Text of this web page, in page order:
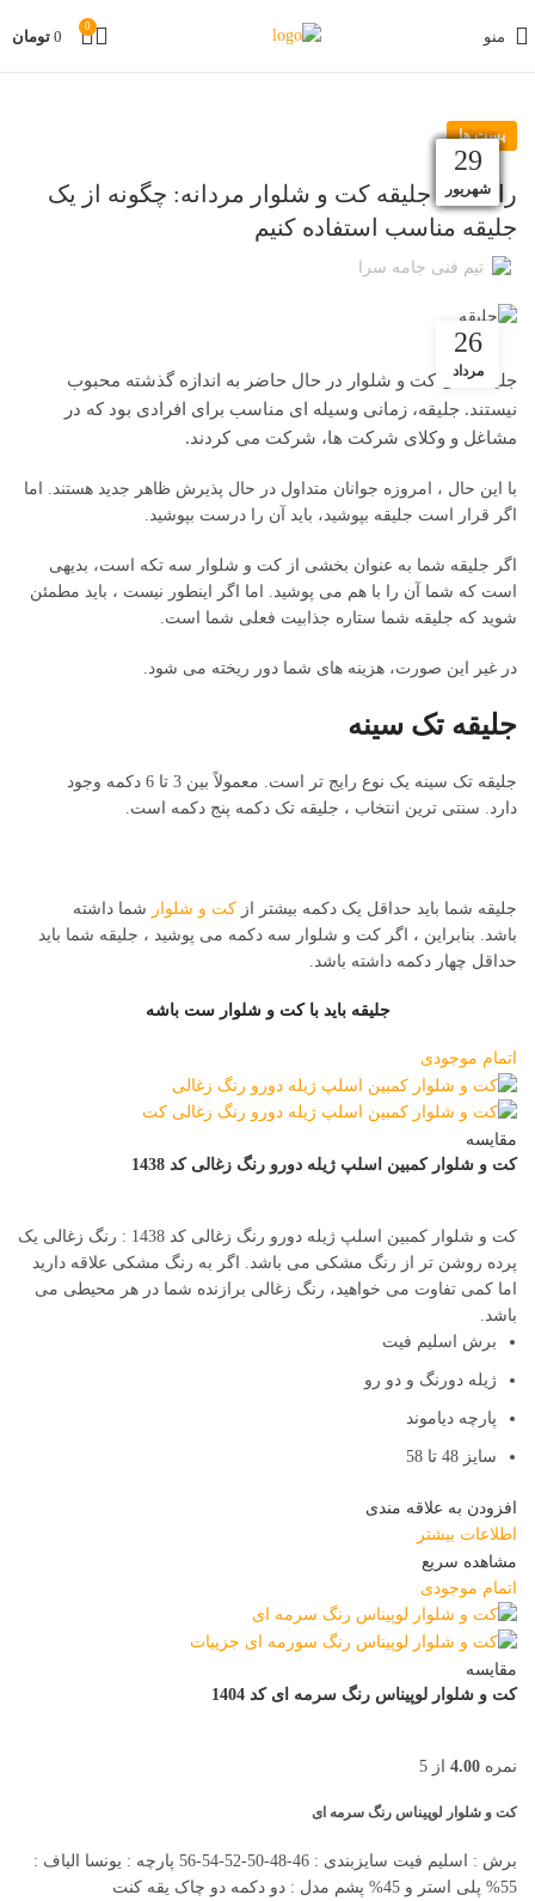
منو
0
0 تومان
پست ها
راهنمای جلیقه کت و شلوار مردانه: چگونه از یک
جلیقه مناسب استفاده کنیم
تیم فنی جامه سرا
26
مرداد
جلیقه های کت و شلوار در حال حاضر به اندازه گذشته محبوب
نیستند. جلیقه، زمانی وسیله ای مناسب برای افرادی بود که در
مشاغل و وکلای شرکت ها، شرکت می کردند.
با این حال ، امروزه جوانان متداول در حال پذیرش ظاهر جدید هستند. اما
اگر قرار است جلیقه بپوشید، باید آن را درست بپوشید.
اگر جلیقه شما به عنوان بخشی از کت و شلوار سه تکه است، بدیهی
است که شما آن را با هم می پوشید. اما اگر اینطور نیست ، باید مطمئن
شوید که جلیقه شما ستاره جذابیت فعلی شما است.
در غیر این صورت، هزینه های شما دور ریخته می شود.
جلیقه تک سینه
جلیقه تک سینه یک نوع رایج تر است. معمولاً بین 3 تا 6 دکمه وجود
دارد. سنتی ترین انتخاب ، جلیقه تک دکمه پنج دکمه است.
جلیقه شما باید حداقل یک دکمه بیشتر از کت و شلوار شما داشته
باشد. بنابراین ، اگر کت و شلوار سه دکمه می پوشید ، جلیقه شما باید
حداقل چهار دکمه داشته باشد.
جلیقه باید با کت و شلوار ست باشه
اتمام موجودی
مقایسه
کت و شلوار کمبین اسلپ ژیله دورو رنگ زغالی کد 1438
کت و شلوار کمبین اسلپ ژیله دورو رنگ زغالی کد 1438 : رنگ زغالی یک
پرده روشن تر از رنگ مشکی می باشد. اگر به رنگ مشکی علاقه دارید
اما کمی تفاوت می خواهید، رنگ زغالی برازنده شما در هر محیطی می
باشد.
برش اسلیم فیت
ژیله دورنگ و دو رو
پارچه دیاموند
سایز 48 تا 58
افزودن به علاقه مندی
اطلاعات بیشتر
مشاهده سریع
اتمام موجودی
مقایسه
کت و شلوار لوپیناس رنگ سرمه ای کد 1404
نمره 4.00 از 5
کت و شلوار لوپیناس رنگ سرمه ای
برش : اسلیم فیت سایزبندی : 46-48-50-52-54-56 پارچه : یونسا الیاف :
55% پلی استر و 45% پشم مدل : دو دکمه دو چاک یقه کنت
07
آذر
15
اردیبهشت
11
اردیبهشت
07
اردیبهشت
29
فروردین
03
بهمن
13
آبان
11
آبان
05
آبان
04
آبان
14
مهر
29
شهریور